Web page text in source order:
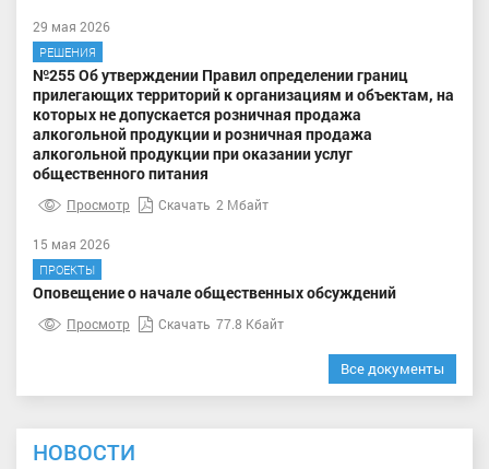
29 мая 2026
РЕШЕНИЯ
№255 Об утверждении Правил определении границ
прилегающих территорий к организациям и объектам, на
которых не допускается розничная продажа
алкогольной продукции и розничная продажа
алкогольной продукции при оказании услуг
общественного питания
Просмотр Скачать 2 Мбайт
15 мая 2026
ПРОЕКТЫ
Оповещение о начале общественных обсуждений
Просмотр Скачать 77.8 Кбайт
Все документы
НОВОСТИ